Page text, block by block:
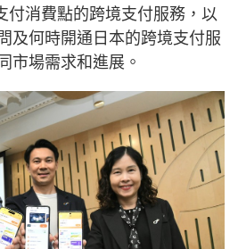
付消費點的跨境支付服務，以
及何時開通日本的跨境支付服
市場需求和進展。